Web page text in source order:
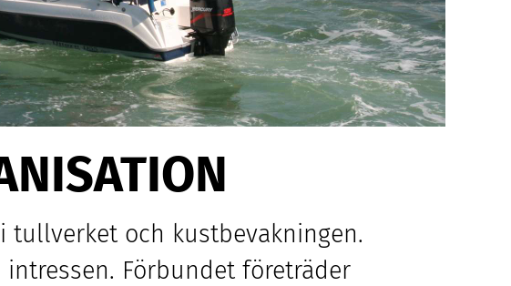
och kustbevakningen.
Förbundet företräder